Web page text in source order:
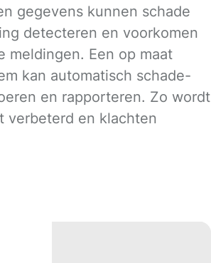
gegevens kunnen schade
detecteren en voorkomen
meldingen. Een op maat
kan automatisch schade-
en rapporteren. Zo wordt
verbeterd en klachten